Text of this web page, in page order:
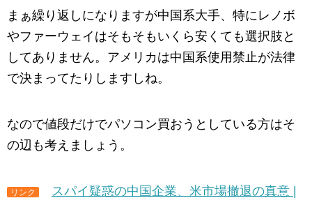
まぁ繰り返しになりますが中国系大手、特にレノボ
やファーウェイはそもそもいくら安くても選択肢と
してありません。アメリカは中国系使用禁止が法律
で決まってたりしますしね。
なので値段だけでパソコン買おうとしている方はそ
の辺も考えましょう。
リンク
スパイ疑惑の中国企業、米市場撤退の真意 |